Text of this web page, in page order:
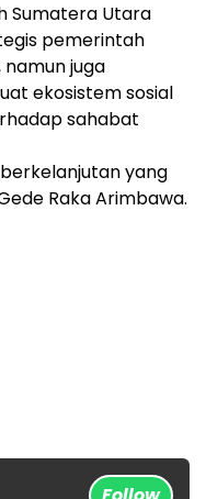
Sumatera Utara
pemerintah
juga
ekosistem sosial
sahabat
yang
Raka Arimbawa.